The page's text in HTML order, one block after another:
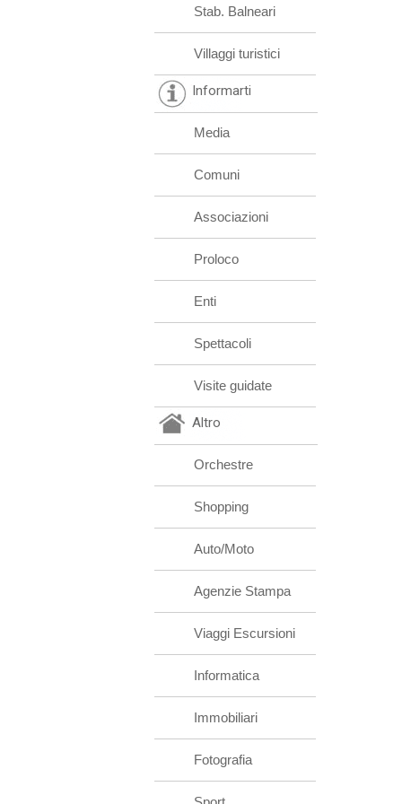
Stab. Balneari
Villaggi turistici
Informarti
Media
Comuni
Associazioni
Proloco
Enti
Spettacoli
Visite guidate
Altro
Orchestre
Shopping
Auto/Moto
Agenzie Stampa
Viaggi Escursioni
Informatica
Immobiliari
Fotografia